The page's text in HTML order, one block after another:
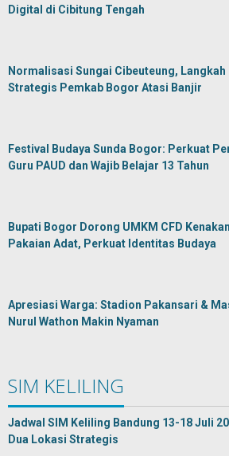
Digital di Cibitung Tengah
Normalisasi Sungai Cibeuteung, Langkah
Strategis Pemkab Bogor Atasi Banjir
Festival Budaya Sunda Bogor: Perkuat
Guru PAUD dan Wajib Belajar 13 Tahun
Bupati Bogor Dorong UMKM CFD Kenakan
Pakaian Adat, Perkuat Identitas Budaya
Apresiasi Warga: Stadion Pakansari &
Nurul Wathon Makin Nyaman
SIM KELILING
Jadwal SIM Keliling Bandung 13-18 Juli
Dua Lokasi Strategis